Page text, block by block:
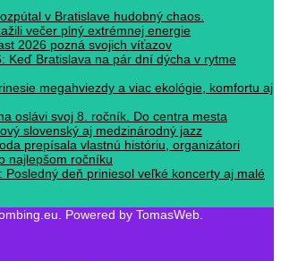
v Bratislave hudobný chaos.
večer plný extrémnej energie
2026 pozná svojich víťazov
Keď Bratislava na pár dní dýcha v rytme
megahviezdy a viac ekológie, komfortu aj
oslávi svoj 8. ročník. Do centra mesta
slovenský aj medzinárodný jazz
prepísala vlastnú históriu, organizátori
najlepšom ročníku
Posledný deň priniesol veľké koncerty aj malé
Powered by TomasWeb.